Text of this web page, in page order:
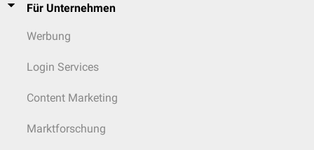
Für Unternehmen
Werbung
Login Services
Content Marketing
Marktforschung